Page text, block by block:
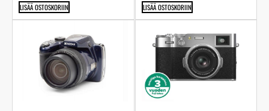
LISÄÄ OSTOSKORIIN LISÄÄ OSTOSKORIIN